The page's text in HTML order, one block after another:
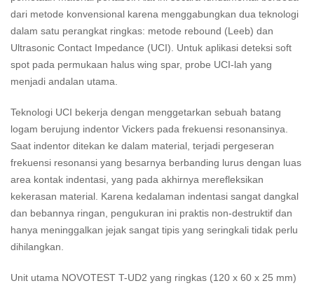
dari metode konvensional karena menggabungkan dua teknologi
dalam satu perangkat ringkas: metode rebound (Leeb) dan
Ultrasonic Contact Impedance (UCI). Untuk aplikasi deteksi soft
spot pada permukaan halus wing spar, probe UCI-lah yang
menjadi andalan utama.
Teknologi UCI bekerja dengan menggetarkan sebuah batang
logam berujung indentor Vickers pada frekuensi resonansinya.
Saat indentor ditekan ke dalam material, terjadi pergeseran
frekuensi resonansi yang besarnya berbanding lurus dengan luas
area kontak indentasi, yang pada akhirnya merefleksikan
kekerasan material. Karena kedalaman indentasi sangat dangkal
dan bebannya ringan, pengukuran ini praktis non-destruktif dan
hanya meninggalkan jejak sangat tipis yang seringkali tidak perlu
dihilangkan.
Unit utama NOVOTEST T-UD2 yang ringkas (120 x 60 x 25 mm)